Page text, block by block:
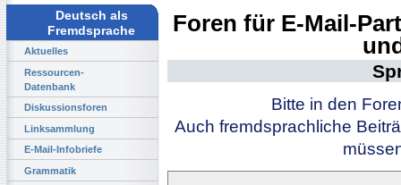
Deutsch als
Fremdsprache
Aktuelles
Ressourcen-
Datenbank
Diskussionsforen
Linksammlung
E-Mail-Infobriefe
Grammatik
Foren für E-Mail-
Bitte in den
Auch fremdsprachliche